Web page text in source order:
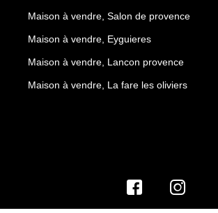
Maison à vendre, Salon de provence
Maison à vendre, Eyguieres
Maison à vendre, Lancon provence
Maison à vendre, La fare les oliviers